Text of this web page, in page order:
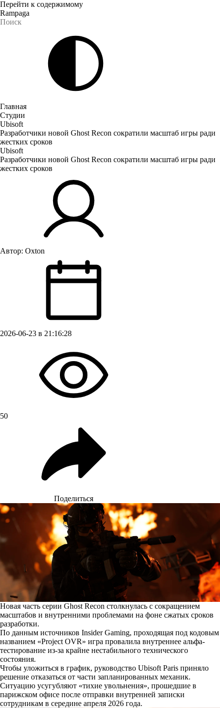
Перейти к содержимому
Rampaga
Главная
Студии
Ubisoft
Разработчики новой Ghost Recon сократили масштаб игры ради
жестких сроков
Ubisoft
Разработчики новой Ghost Recon сократили масштаб игры ради
жестких сроков
Автор: Oxton
2026-06-23 в 21:16:28
50
Поделиться
Новая часть серии Ghost Recon столкнулась с сокращением
масштабов и внутренними проблемами на фоне сжатых сроков
разработки.
По данным источников Insider Gaming, проходящая под кодовым
названием «Project OVR» игра провалила внутреннее альфа-
тестирование из-за крайне нестабильного технического
состояния.
Чтобы уложиться в график, руководство Ubisoft Paris приняло
решение отказаться от части запланированных механик.
Ситуацию усугубляют «тихие увольнения», прошедшие в
парижском офисе после отправки внутренней записки
сотрудникам в середине апреля 2026 года.